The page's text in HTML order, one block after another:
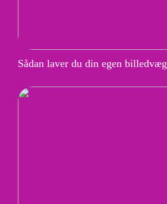
Sådan laver du din egen billedvæg